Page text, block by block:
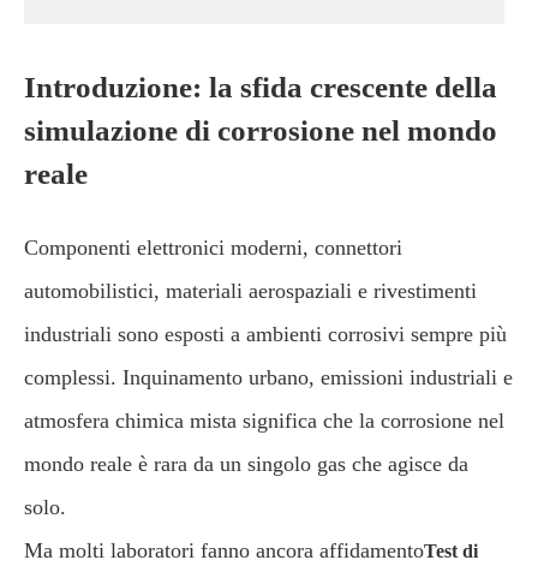
Introduzione: la sfida crescente della
simulazione di corrosione nel mondo
reale
Componenti elettronici moderni, connettori
automobilistici, materiali aerospaziali e rivestimenti
industriali sono esposti a ambienti corrosivi sempre più
complessi. Inquinamento urbano, emissioni industriali e
atmosfera chimica mista significa che la corrosione nel
mondo reale è rara da un singolo gas che agisce da
solo.
Ma molti laboratori fanno ancora affidamentoTest di